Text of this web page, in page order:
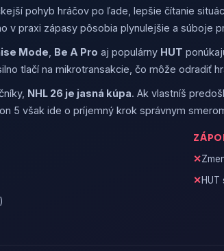
pohyb hráčov po ľade, lepšie čítanie
v praxi zápasy pôsobia plynulejšie a súboje
Mode Be A Pro aj populárny HUT
tlačí na mikrotransakcie, čo môže odradiť
NHL 26 je jasná kúpa. Ak vlastníš
5 však ide o príjemný krok správnym